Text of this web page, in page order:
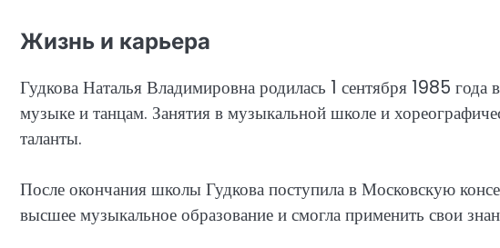
Жизнь и карьера
Гудкова Наталья Владимировна родилась 1 сентября 1985 года
музыке и танцам. Занятия в музыкальной школе и
таланты.
После окончания школы Гудкова поступила в Московскую
высшее музыкальное образование и смогла применить свои